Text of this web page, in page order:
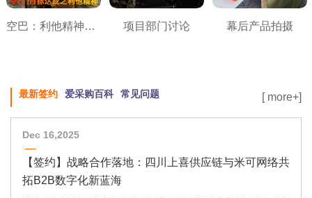
空巴：利他精神之目标达成 项目部门讨论 幕后产品拍摄
最新签约 爱采购百科 常见问题 [ more+]
Dec 16,2025
【签约】战略合作落地：四川上喜供应链与米可网络共
拓B2B数字化新蓝海